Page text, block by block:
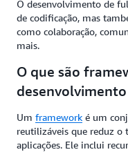
O desenvolvimento de
de codificação, mas
como colaboração,
mais.
O que são
Um framework é um
reutilizáveis que reduz o
aplicações. Ele inclui